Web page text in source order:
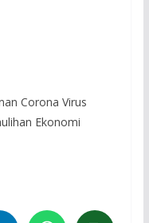
Corona Virus
Ekonomi